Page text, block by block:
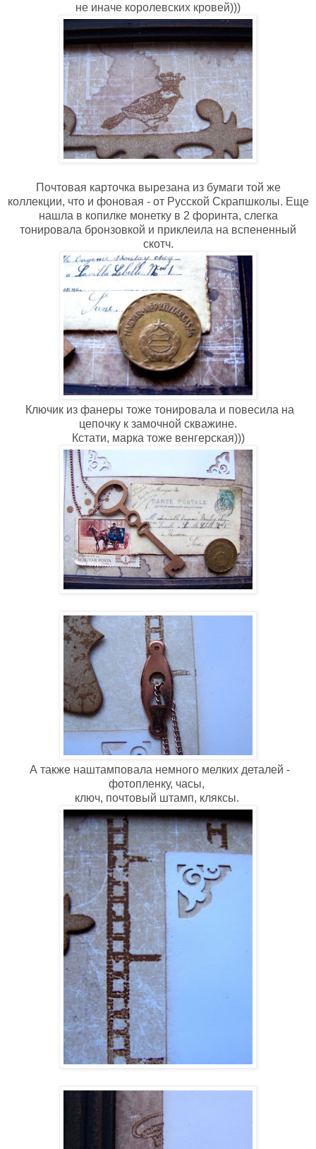
не иначе королевских кровей)))
Почтовая карточка вырезана из бумаги той же
коллекции, что и фоновая - от Русской Скрапшколы. Еще
нашла в копилке монетку в 2 форинта, слегка
тонировала бронзовкой и приклеила на вспененный
скотч.
Ключик из фанеры тоже тонировала и повесила на
цепочку к замочной скважине.
Кстати, марка тоже венгерская)))
А также наштамповала немного мелких деталей -
фотопленку, часы,
ключ, почтовый штамп, кляксы.